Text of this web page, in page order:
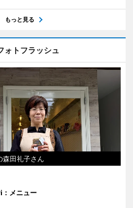
もっと見る
ォトフラッシュ
田礼子さん
メニュー